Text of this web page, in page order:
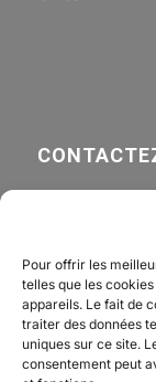
Pour offrir les
telles que les
appareils. Le fait de
traiter des données
uniques sur ce site.
consentement peut
NOUS